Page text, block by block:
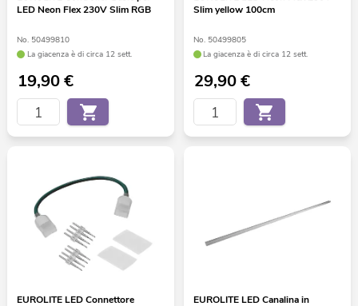
LED Neon Flex 230V Slim RGB
No. 50499810
La giacenza è di circa 12 sett.
19,90€
Slim yellow 100cm
No. 50499805
La giacenza è di circa 12 sett.
29,90€
EUROLITE LED Connettore
EUROLITE LED Canalina in